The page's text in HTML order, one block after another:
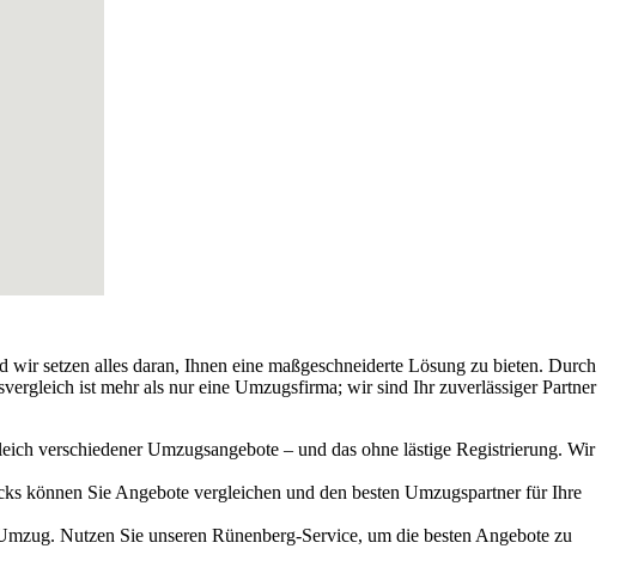
setzen alles daran, Ihnen eine maßgeschneiderte Lösung zu bieten. Durch
ist mehr als nur eine Umzugsfirma; wir sind Ihr zuverlässiger Partner
verschiedener Umzugsangebote – und das ohne lästige Registrierung. Wir
können Sie Angebote vergleichen und den besten Umzugspartner für Ihre
Nutzen Sie unseren Rünenberg-Service, um die besten Angebote zu